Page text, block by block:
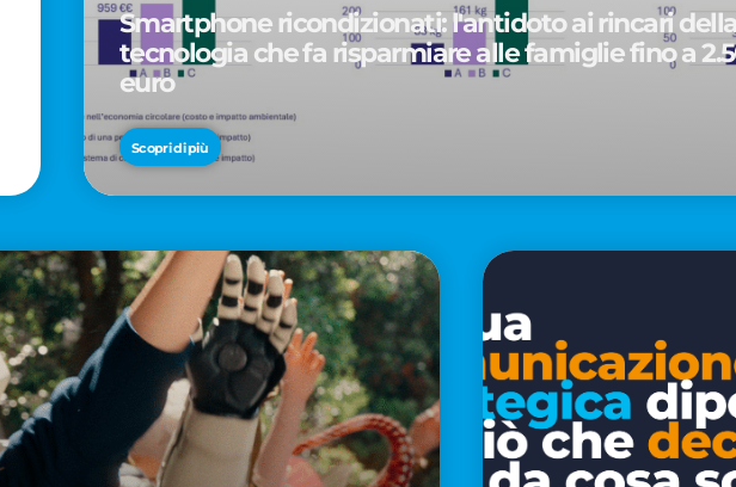
Smartphone ricondizionati: l'antidoto ai rincari
tecnologia che fa risparmiare alle famiglie fino a
euro
Scopri di più